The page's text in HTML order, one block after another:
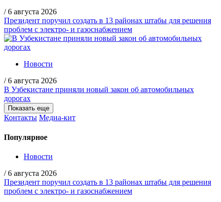
/ 6 августа 2026
Президент поручил создать в 13 районах штабы для решения
проблем с электро- и газоснабжением
Новости
/ 6 августа 2026
В Узбекистане приняли новый закон об автомобильных
дорогах
Показать еще
Контакты Медиа-кит
Популярное
Новости
/ 6 августа 2026
Президент поручил создать в 13 районах штабы для решения
проблем с электро- и газоснабжением